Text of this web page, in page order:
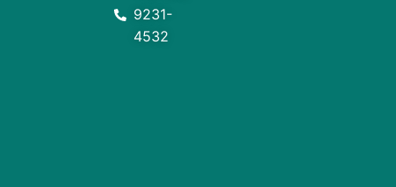
9231-
4532